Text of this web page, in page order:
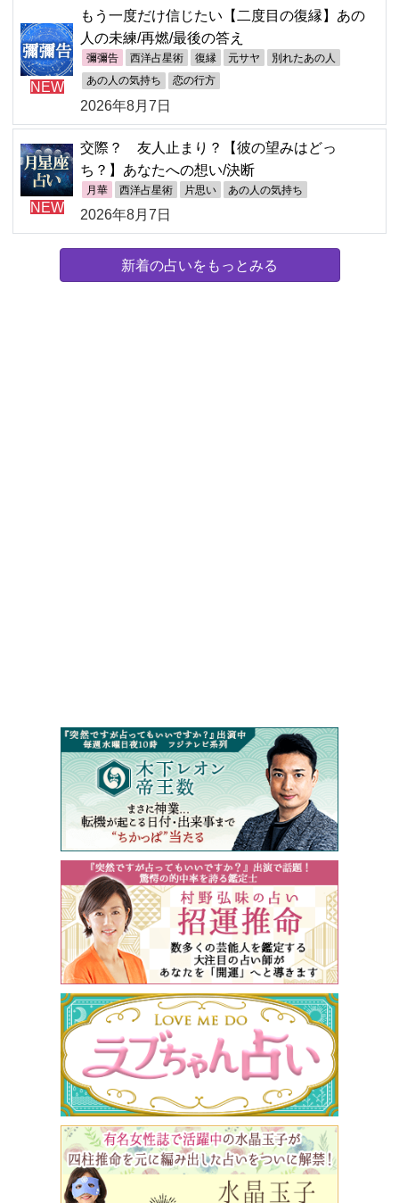
NEW
もう一度だけ信じたい【二度目の復縁】あの
人の未練/再燃/最後の答え
彌彌告 西洋占星術 復縁 元サヤ 別れたあの人
あの人の気持ち 恋の行方
2026年8月7日
NEW
交際？ 友人止まり？【彼の望みはどっ
ち？】あなたへの想い/決断
月華 西洋占星術 片思い あの人の気持ち
2026年8月7日
新着の占いをもっとみる